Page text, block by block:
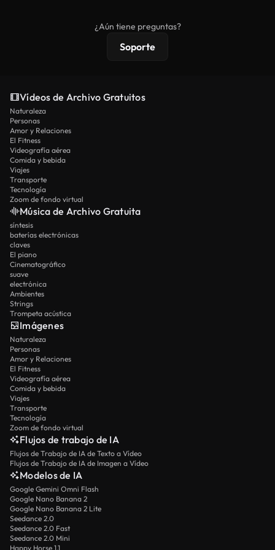
protecciones de licencia extendidas.
¿Aún tiene preguntas?
Soporte
Vídeos de Archivo Gratuitos
Naturaleza
Personas
Amor y Relaciones
El Fitness
Videografía aérea
Comida y bebida
Viajes
Transporte
Tecnología
Zoom de fondo virtual
Música de Archivo Gratuita
síntesis
baterías electrónicas
claves
El piano
Cinematográfico
suave
electrónica
Ambientes
Strings
Trompeta acústica
Imágenes
Naturaleza
Personas
Amor y Relaciones
El Fitness
Videografía aérea
Comida y bebida
Viajes
Transporte
Tecnología
Zoom de fondo virtual
Flujos de trabajo de IA
Flujos de Trabajo de IA de Texto a Vídeo
Flujos de Trabajo de IA de Imagen a Vídeo
Modelos de IA
Google Gemini Omni Flash
Google Nano Banana 2
Google Nano Banana 2 Lite
Seedance 2.0
Seedance 2.0 Fast
Seedance 2.0 Mini
Happy Horse 1.1